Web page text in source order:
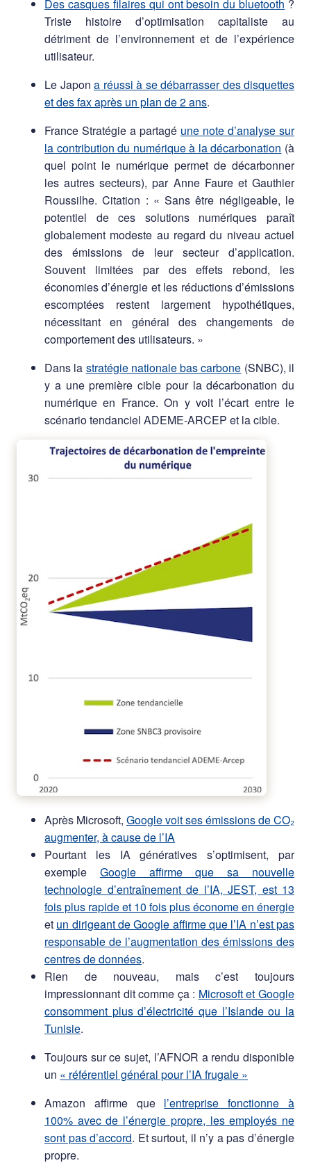
Des casques filaires qui ont besoin du bluetooth ?
Triste histoire d’optimisation capitaliste au
détriment de l’environnement et de l’expérience
utilisateur.
Le Japon a réussi à se débarrasser des disquettes
et des fax après un plan de 2 ans.
France Stratégie a partagé une note d’analyse sur
la contribution du numérique à la décarbonation (à
quel point le numérique permet de décarbonner
les autres secteurs), par Anne Faure et Gauthier
Roussilhe. Citation : « Sans être négligeable, le
potentiel de ces solutions numériques paraît
globalement modeste au regard du niveau actuel
des émissions de leur secteur d’application.
Souvent limitées par des effets rebond, les
économies d’énergie et les réductions d’émissions
escomptées restent largement hypothétiques,
nécessitant en général des changements de
comportement des utilisateurs. »
Dans la stratégie nationale bas carbone (SNBC), il
y a une première cible pour la décarbonation du
numérique en France. On y voit l’écart entre le
scénario tendanciel ADEME-ARCEP et la cible.
Après Microsoft, Google voit ses émissions de CO₂
augmenter, à cause de l’IA
Pourtant les IA génératives s’optimisent, par
exemple Google affirme que sa nouvelle
technologie d’entraînement de l’IA, JEST, est 13
fois plus rapide et 10 fois plus économe en énergie
et un dirigeant de Google affirme que l’IA n’est pas
responsable de l’augmentation des émissions des
centres de données.
Rien de nouveau, mais c’est toujours
impressionnant dit comme ça : Microsoft et Google
consomment plus d’électricité que l’Islande ou la
Tunisie.
Toujours sur ce sujet, l’AFNOR a rendu disponible
un « référentiel général pour l’IA frugale »
Amazon affirme que l’entreprise fonctionne à
100% avec de l’énergie propre, les employés ne
sont pas d’accord. Et surtout, il n’y a pas d’énergie
propre.